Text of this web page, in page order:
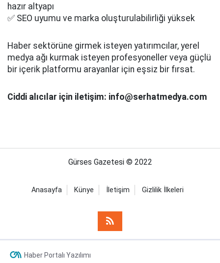
hazır altyapı
✅ SEO uyumu ve marka oluşturulabilirliği yüksek
Haber sektörüne girmek isteyen yatırımcılar, yerel
medya ağı kurmak isteyen profesyoneller veya güçlü
bir içerik platformu arayanlar için eşsiz bir fırsat.
Ciddi alıcılar için iletişim: info@serhatmedya.com
Gürses Gazetesi © 2022
Anasayfa Künye İletişim Gizlilik İlkeleri
Haber Portalı Yazılımı